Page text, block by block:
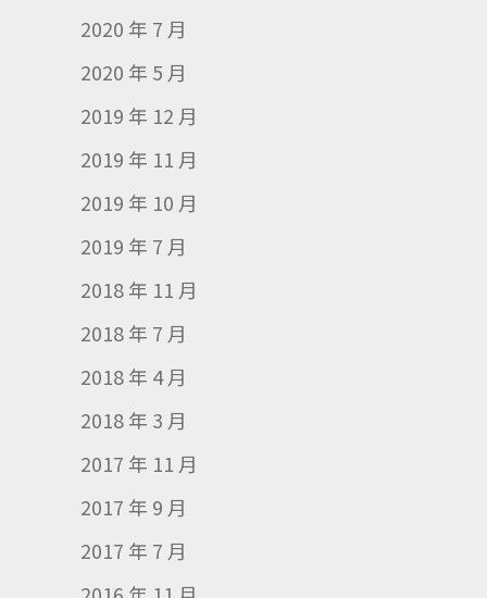
2020 年 7 月
2020 年 5 月
2019 年 12 月
2019 年 11 月
2019 年 10 月
2019 年 7 月
2018 年 11 月
2018 年 7 月
2018 年 4 月
2018 年 3 月
2017 年 11 月
2017 年 9 月
2017 年 7 月